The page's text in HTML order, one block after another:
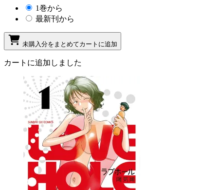
1巻から
最新刊から
未購入分をまとめてカートに追加
カートに追加しました